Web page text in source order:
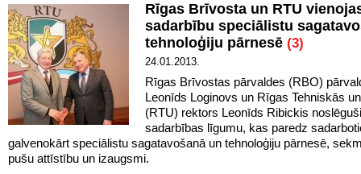
Rīgas Brīvosta un RTU
sadarbību speciālistu
tehnoloģiju pārnesē (3)
24.01.2013.
Rīgas Brīvostas pārvaldes (RBO)
Leonīds Loginovs un Rīgas Tehniskās
(RTU) rektors Leonīds Ribickis noslēguši
sadarbības līgumu, kas paredz
galvenokārt speciālistu sagatavošanā un tehnoloģiju pārnesē,
pušu attīstību un izaugsmi.